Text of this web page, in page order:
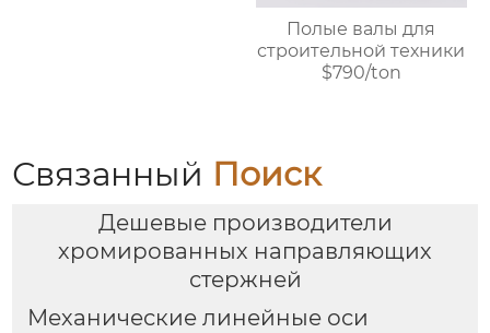
Полые валы для
строительной техники
$790/ton
Связанный Поиск
Дешевые производители
хромированных направляющих
стержней
Механические линейные оси